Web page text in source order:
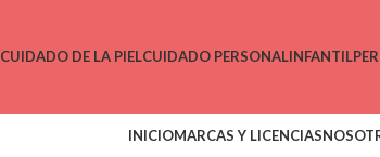
CUIDADO DE LA PIELCUIDADO PERSONALINFANTIL
INICIOMARCAS Y LICENCIAS